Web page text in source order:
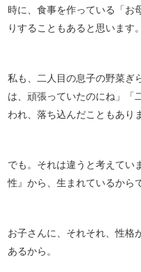
時に、食事を作っている「お
りすることもあると思います。
私も、二人目の息子の野菜ぎ
は、頑張っていたのにね」「
われ、落ち込んだこともあり
でも。それは違うと考えてい
性』から、生まれているから
お子さんに、それそれ、性格
あるから。